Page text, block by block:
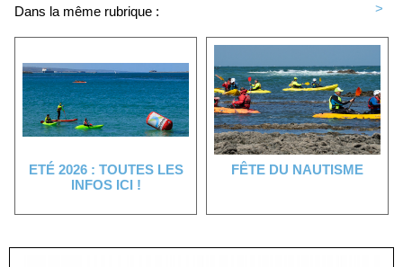
Dans la même rubrique : >
ETÉ 2026 : TOUTES LES
INFOS ICI !
FÊTE DU NAUTISME